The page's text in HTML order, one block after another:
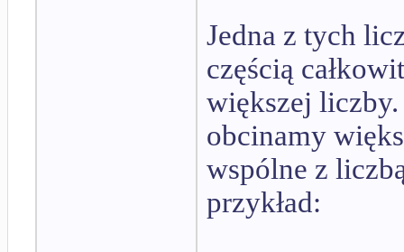
Jedna z tych
częścią
większej
obcinamy
wspólne z
przykład: